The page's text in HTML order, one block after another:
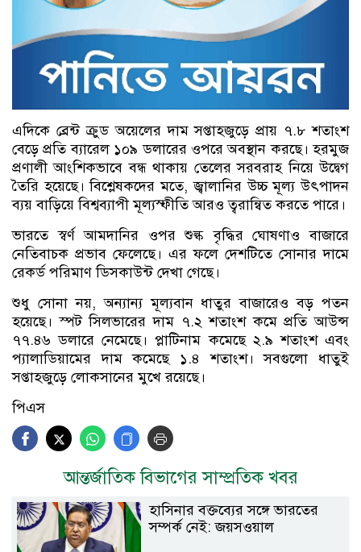
এদিকে ব্রেন্ট ক্রুড অয়েলের দাম সপ্তাহজুড়ে প্রায় ৭.৮ শতাংশ
বেড়ে প্রতি ব্যারেল ১০৯ ডলারের ওপরে অবস্থান করছে। হরমুজ
প্রণালী আংশিকভাবে বন্ধ থাকায় তেলের সরবরাহ নিয়ে উদ্বেগ
তৈরি হয়েছে। বিশ্লেষকদের মতে, জ্বালানির উচ্চ মূল্য উৎপাদন
ব্যয় বাড়িয়ে বিশ্বব্যাপী মূল্যস্ফীতি আরও ত্বরান্বিত করতে পারে।
ভারতে স্বর্ণ আমদানির ওপর শুল্ক বৃদ্ধির ঘোষণাও বাজারে
নেতিবাচক প্রভাব ফেলেছে। এর ফলে দেশটিতে সোনার দামে
রেকর্ড পরিমাণ ডিসকাউন্ট দেখা গেছে।
শুধু সোনা নয়, অন্যান্য মূল্যবান ধাতুর বাজারেও বড় পতন
হয়েছে। স্পট সিলভারের দাম ৭.২ শতাংশ কমে প্রতি আউন্স
৭৭.৪৬ ডলারে নেমেছে। প্লাটিনাম কমেছে ২.৯ শতাংশ এবং
প্যালাডিয়ামের দাম কমেছে ১.৪ শতাংশ। সবগুলো ধাতুই
সপ্তাহজুড়ে লোকসানের মুখে রয়েছে।
পিএস
আন্তর্জাতিক বিভাগের সাম্প্রতিক খবর
হাসিনার বক্তব্যের সঙ্গে ভারতের
সম্পর্ক নেই: জয়সওয়াল